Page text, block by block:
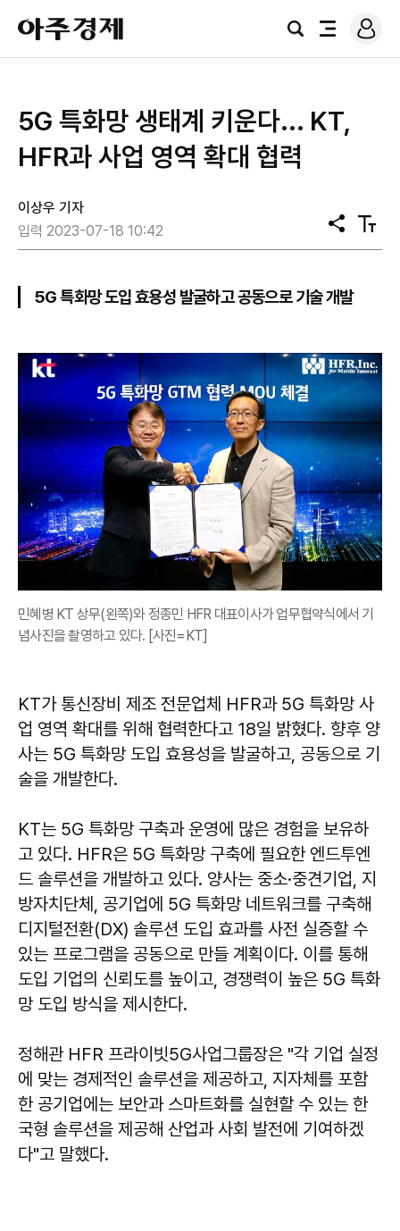
아
주
경
검
전
로
그
5G 특화망 생태계 키운다... KT,
HFR과 사업 영역 확대 협력
이상우 기자
입력 2023-07-18 10:42
공
유
텍
스
5G 특화망 도입 효용성 발굴하고 공동으로 기술 개발
민혜병 KT 상무(왼쪽)와 정종민 HFR 대표이사가 업무협약식에서 기
념사진을 촬영하고 있다. [사진=KT]
KT가 통신장비 제조 전문업체 HFR과 5G 특화망 사
업 영역 확대를 위해 협력한다고 18일 밝혔다. 향후 양
사는 5G 특화망 도입 효용성을 발굴하고, 공동으로 기
술을 개발한다.
KT는 5G 특화망 구축과 운영에 많은 경험을 보유하
고 있다. HFR은 5G 특화망 구축에 필요한 엔드투엔
드 솔루션을 개발하고 있다. 양사는 중소·중견기업, 지
방자치단체, 공기업에 5G 특화망 네트워크를 구축해
디지털전환(DX) 솔루션 도입 효과를 사전 실증할 수
있는 프로그램을 공동으로 만들 계획이다. 이를 통해
도입 기업의 신뢰도를 높이고, 경쟁력이 높은 5G 특화
망 도입 방식을 제시한다.
정해관 HFR 프라이빗5G사업그룹장은 "각 기업 실정
에 맞는 경제적인 솔루션을 제공하고, 지자체를 포함
한 공기업에는 보안과 스마트화를 실현할 수 있는 한
국형 솔루션을 제공해 산업과 사회 발전에 기여하겠
다"고 말했다.